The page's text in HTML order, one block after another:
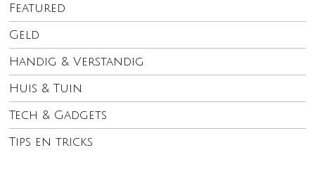
Featured
Geld
Handig & Verstandig
Huis & Tuin
Tech & Gadgets
Tips en tricks